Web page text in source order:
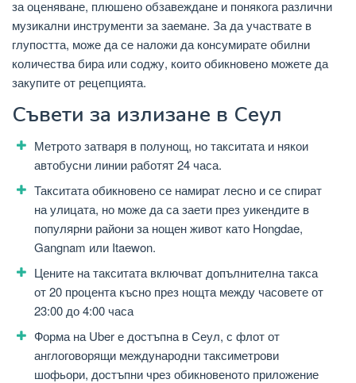
за оценяване, плюшено обзавеждане и понякога различни
музикални инструменти за заемане. За да участвате в
глупостта, може да се наложи да консумирате обилни
количества бира или соджу, които обикновено можете да
закупите от рецепцията.
Съвети за излизане в Сеул
Метрото затваря в полунощ, но такситата и някои
автобусни линии работят 24 часа.
Такситата обикновено се намират лесно и се спират
на улицата, но може да са заети през уикендите в
популярни райони за нощен живот като Hongdae,
Gangnam или Itaewon.
Цените на такситата включват допълнителна такса
от 20 процента късно през нощта между часовете от
23:00 до 4:00 часа
Форма на Uber е достъпна в Сеул, с флот от
англоговорящи международни таксиметрови
шофьори, достъпни чрез обикновеното приложение